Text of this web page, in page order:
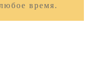
время.